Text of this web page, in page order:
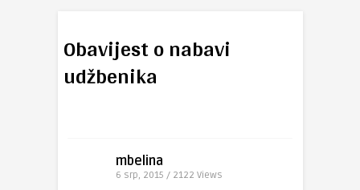
Obavijest o nabavi
udžbenika
mbelina
6 srp, 2015 / 2122 Views